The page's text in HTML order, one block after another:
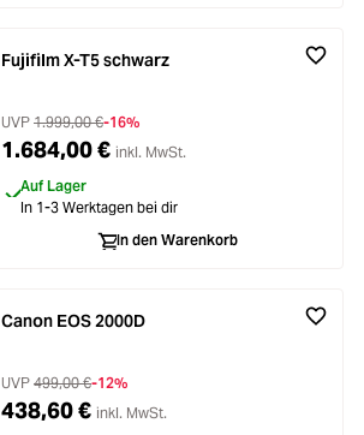
Fujifilm X-T5 schwarz
UVP 1.999,00 €-16%
1.684,00 € inkl. MwSt.
Auf Lager
In 1-3 Werktagen bei dir
In den Warenkorb
Canon EOS 2000D
UVP 499,00 €-12%
438,60 € inkl. MwSt.